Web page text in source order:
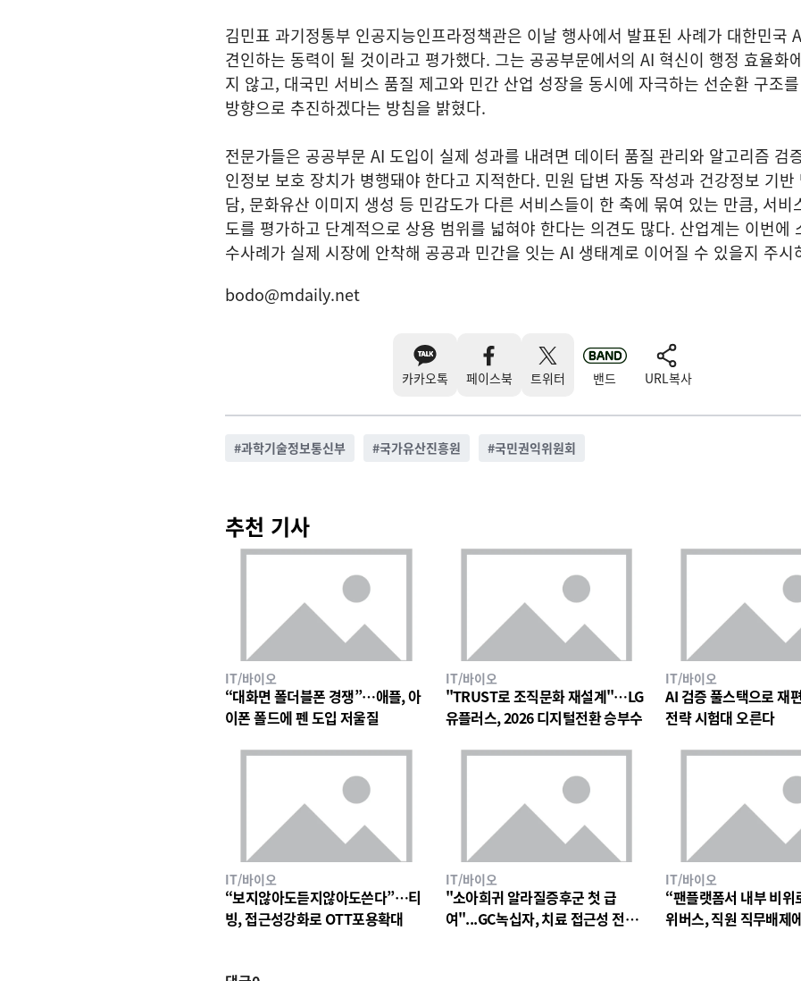
김민표 과기정통부 인공지능인프라정책관은 이날 행사에서 발표된 사례가 대한민국
견인하는 동력이 될 것이라고 평가했다. 그는 공공부문에서의 AI 혁신이 행정 효율화
지 않고, 대국민 서비스 품질 제고와 민간 산업 성장을 동시에 자극하는 선순환 구조
방향으로 추진하겠다는 방침을 밝혔다.
전문가들은 공공부문 AI 도입이 실제 성과를 내려면 데이터 품질 관리와 알고리즘 검
인정보 보호 장치가 병행돼야 한다고 지적한다. 민원 답변 자동 작성과 건강정보 기반
담, 문화유산 이미지 생성 등 민감도가 다른 서비스들이 한 축에 묶여 있는 만큼, 서비
도를 평가하고 단계적으로 상용 범위를 넓혀야 한다는 의견도 많다. 산업계는 이번에
수사례가 실제 시장에 안착해 공공과 민간을 잇는 AI 생태계로 이어질 수 있을지 주시
bodo@mdaily.net
카카오톡 페이스북 트위터 밴드 URL복사
#과학기술정보통신부 #국가유산진흥원 #국민권익위원회
추천 기사
IT/바이오
“대화면 폴더블폰 경쟁”…애플, 아
이폰 폴드에 펜 도입 저울질
IT/바이오
"TRUST로 조직문화 재설계"…LG
유플러스, 2026 디지털전환 승부수
IT/바이오
AI 검증 풀스택으로 재
전략 시험대 오른다
IT/바이오
“보지않아도듣지않아도쓴다”…티
빙, 접근성강화로 OTT포용확대
IT/바이오
"소아희귀 알라질증후군 첫 급
여"...GC녹십자, 치료 접근성 전환
IT/바이오
“팬플랫폼서 내부 비
위버스, 직원 직무배제